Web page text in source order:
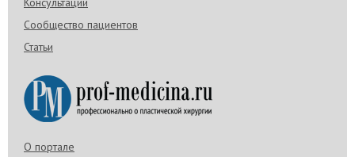
Сообщество пациентов
Статьи
О портале